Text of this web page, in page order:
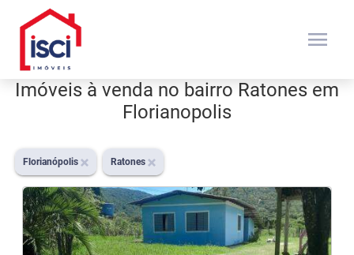
menu
Imóveis à venda no bairro Ratones em
Florianopolis
Florianópolis Ratones